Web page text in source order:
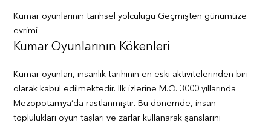
Kumar oyunlarının tarihsel yolculuğu Geçmişten günümüze
evrimi
Kumar Oyunlarının Kökenleri
Kumar oyunları, insanlık tarihinin en eski aktivitelerinden biri
olarak kabul edilmektedir. İlk izlerine M.Ö. 3000 yıllarında
Mezopotamya’da rastlanmıştır. Bu dönemde, insan
toplulukları oyun taşları ve zarlar kullanarak şanslarını